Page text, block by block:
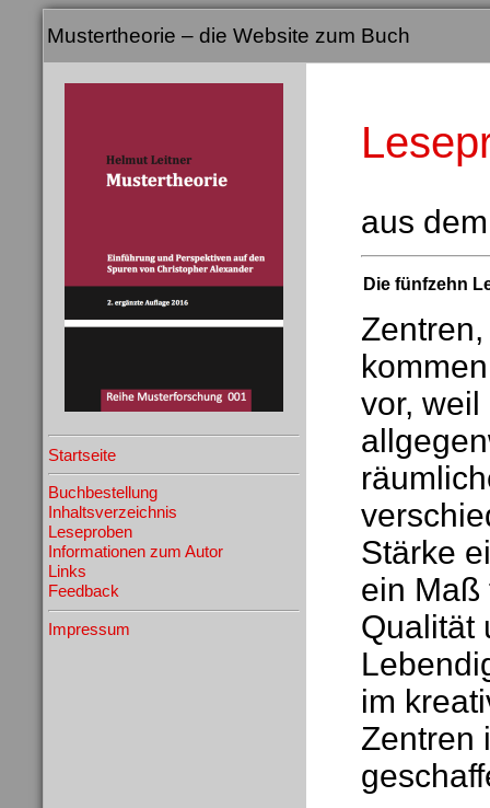
Mustertheorie – die Website zum Buch
Startseite
Buchbestellung
Inhaltsverzeichnis
Leseproben
Informationen zum Autor
Links
Feedback
Impressum
aus
Die fünfzehn
vor,
Stärke
ein Maß
Qualität
im
Zentren